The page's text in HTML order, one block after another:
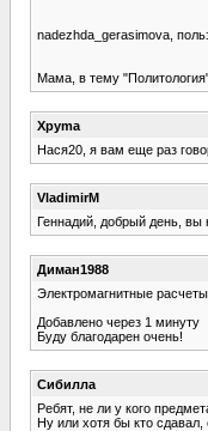
nadezhda_gerasimova,
Мама, в тему
Xpyma
Нася20, я вам еще раз
VladimirM
Геннадий, добрый день,
Диман1988
Электромагнитные
Добавлено через 1 минуту
Буду благодарен очень!
Сибилла
Ребят, не ли у кого
Ну или хотя бы кто сдавал,